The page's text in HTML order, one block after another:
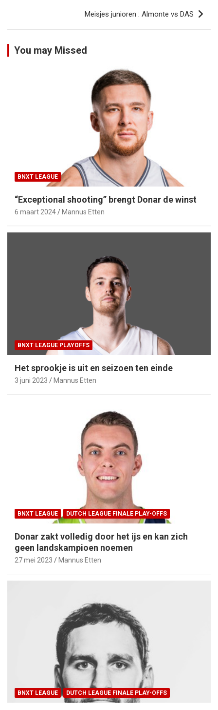
Meisjes junioren : Almonte vs DAS
You may Missed
BNXT LEAGUE
“Exceptional shooting” brengt Donar de winst
6 maart 2024 Mannus Etten
BNXT LEAGUE PLAYOFFS
Het sprookje is uit en seizoen ten einde
3 juni 2023 Mannus Etten
BNXT LEAGUE DUTCH LEAGUE FINALE PLAY-OFFS
Donar zakt volledig door het ijs en kan zich
geen landskampioen noemen
27 mei 2023 Mannus Etten
BNXT LEAGUE DUTCH LEAGUE FINALE PLAY-OFFS